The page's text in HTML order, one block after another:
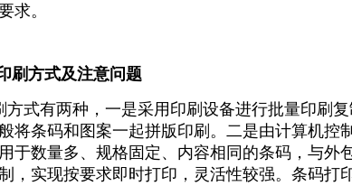
求。
刷方式及注意问题
方式有两种，一是采用印刷设备进行批量印刷
将条码和图案一起拼版印刷。二是由计算机控
于数量多、规格固定、内容相同的条码，与外
，实现按要求即时打印，灵活性较强。条码打